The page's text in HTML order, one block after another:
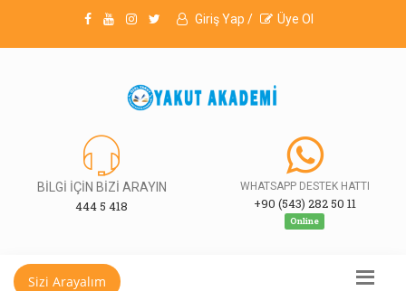
Giriş Yap / Üye Ol
BİLGİ İÇİN BİZİ ARAYIN
444 5 418
WHATSAPP DESTEK HATTI
+90 (543) 282 50 11
Online
Sizi Arayalım